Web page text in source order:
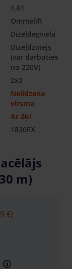
1.61
Ommelift
Dīzeļdegviela
Dīzeļdzinējs
(var darboties
no 220V)
2x2
Nelīdzena
virsma
Ar āķi
1830EX
m)
€)